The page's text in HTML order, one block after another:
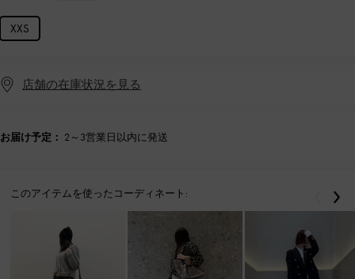
XXS
店舗の在庫状況を見る
お届け予定： 2～3営業日以内に発送
このアイテムを使ったコーディネート: 戻る